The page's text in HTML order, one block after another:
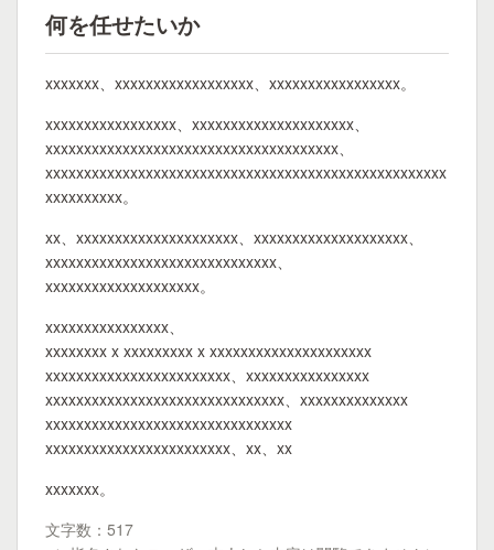
何を任せたいか
xxxxxxx、xxxxxxxxxxxxxxxxxx、xxxxxxxxxxxxxxxxx。
xxxxxxxxxxxxxxxxx、xxxxxxxxxxxxxxxxxxxxx、
xxxxxxxxxxxxxxxxxxxxxxxxxxxxxxxxxxxxxx、
xxxxxxxxxxxxxxxxxxxxxxxxxxxxxxxxxxxxxxxxxxxxxxxxxxxx
xxxxxxxxxx。
xx、xxxxxxxxxxxxxxxxxxxxx、xxxxxxxxxxxxxxxxxxxx、
xxxxxxxxxxxxxxxxxxxxxxxxxxxxxx、
xxxxxxxxxxxxxxxxxxxx。
xxxxxxxxxxxxxxxx、
xxxxxxxx x xxxxxxxxx x xxxxxxxxxxxxxxxxxxxxx
xxxxxxxxxxxxxxxxxxxxxxxx、xxxxxxxxxxxxxxxx
xxxxxxxxxxxxxxxxxxxxxxxxxxxxxxx、xxxxxxxxxxxxxx
xxxxxxxxxxxxxxxxxxxxxxxxxxxxxxxx
xxxxxxxxxxxxxxxxxxxxxxxx、xx、xx
xxxxxxx。
文字数：517